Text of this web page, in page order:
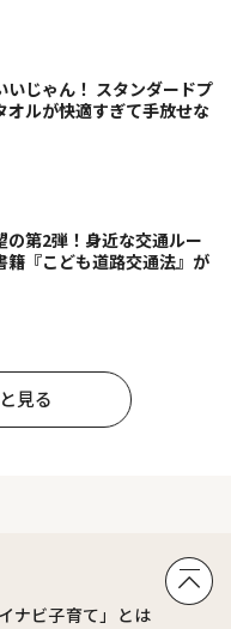
いじゃん！ スタンダードプ
オルが快適すぎて手放せな
の第2弾！身近な交通ルー
籍『こども道路交通法』が
見る
イナビ子育て」とは